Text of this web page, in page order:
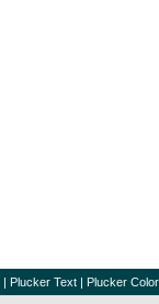
| Plucker Text | Plucker Color